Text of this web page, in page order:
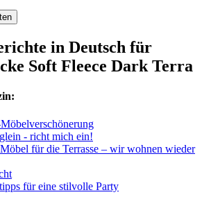
in Deutsch für
Soft Fleece Dark Terra
- richt mich ein!
für die Terrasse – wir wohnen wieder
für eine stilvolle Party